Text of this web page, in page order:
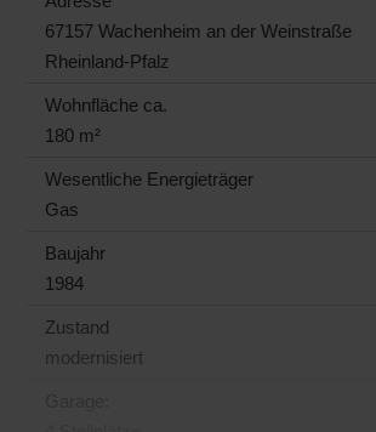
67157 Wachenheim an der Weinstraße
Rheinland-Pfalz
Wohnfläche ca.
180 m²
Wesentliche Energieträger
Gas
Baujahr
1984
Zustand
modernisiert